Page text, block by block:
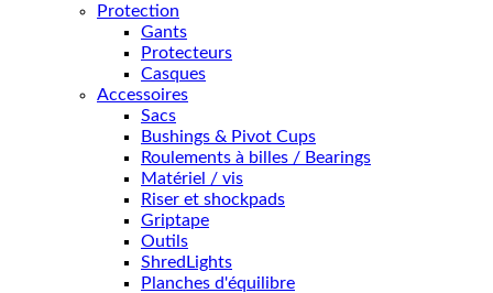
Protection
Gants
Protecteurs
Casques
Accessoires
Sacs
Bushings & Pivot Cups
Roulements à billes / Bearings
Matériel / vis
Riser et shockpads
Griptape
Outils
ShredLights
Planches d'équilibre